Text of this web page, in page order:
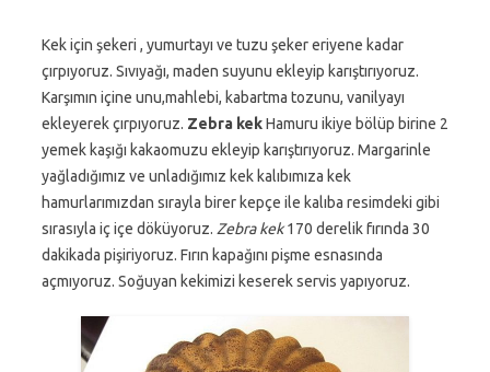
Kek için şekeri , yumurtayı ve tuzu şeker eriyene kadar
çırpıyoruz. Sıvıyağı, maden suyunu ekleyip karıştırıyoruz.
Karşımın içine unu,mahlebi, kabartma tozunu, vanilyayı
ekleyerek çırpıyoruz. Zebra kekHamuru ikiye bölüp birine 2
yemek kaşığı kakaomuzu ekleyip karıştırıyoruz. Margarinle
yağladığımız ve unladığımız kek kalıbımıza kek
hamurlarımızdan sırayla birer kepçe ile kalıba resimdeki gibi
sırasıyla iç içe döküyoruz. Zebra kek170 derelik fırında 30
dakikada pişiriyoruz. Fırın kapağını pişme esnasında
açmıyoruz. Soğuyan kekimizi keserek servis yapıyoruz.